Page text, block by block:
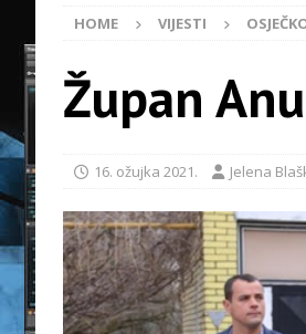
HOME VIJESTI
Župan
16. ožujka 2021. Jelena